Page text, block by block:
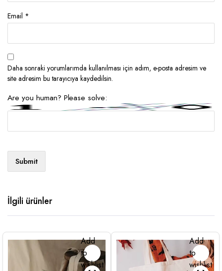
Email *
Daha sonraki yorumlarımda kullanılması için adım, e-posta adresim ve
site adresim bu tarayıcıya kaydedilsin.
Are you human? Please solve:
İlgili ürünler
Add
to
wishlist
Add
to
wishlist